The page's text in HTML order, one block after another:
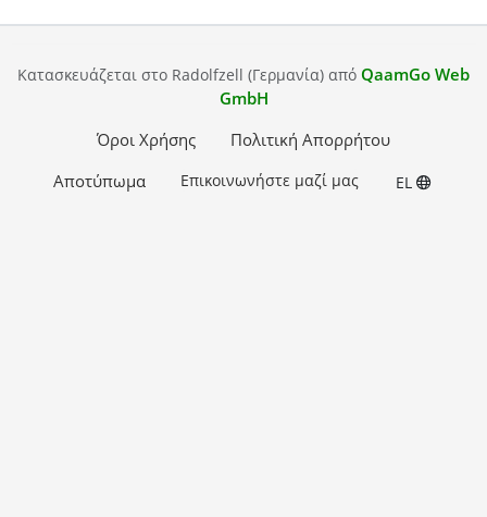
Κατασκευάζεται στο Radolfzell (Γερμανία) από QaamGo Web
GmbH
Όροι Χρήσης
Πολιτική Απορρήτου
Αποτύπωμα
Επικοινωνήστε μαζί μας EL